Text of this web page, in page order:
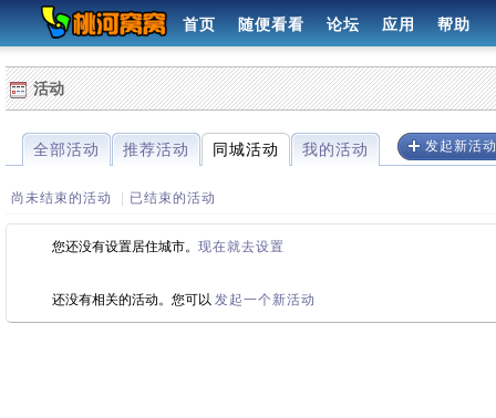
首页 随便看看 论坛 应用 帮助
活动
全部活动 推荐活动 同城活动 我的活动 发起新活动
尚未结束的活动 已结束的活动
您还没有设置居住城市。 现在就去设置
还没有相关的活动。您可以 发起一个新活动